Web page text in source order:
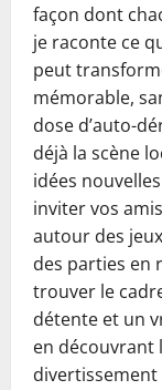
façon dont
je raconte ce
peut
mémorable,
dose d’auto-
déjà la scène
idées
inviter vos
autour des
des parties en
trouver le
détente et un
en découvrant
divertissement